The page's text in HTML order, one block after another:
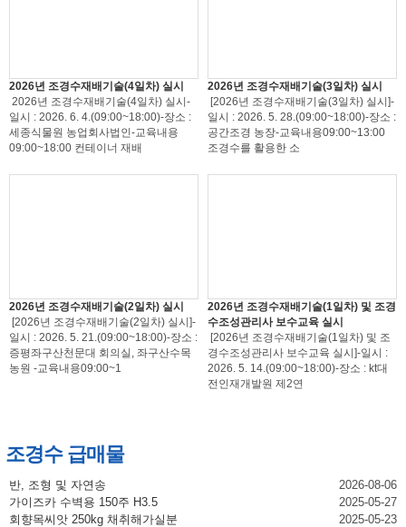
2026년 조경수재배기술(4일차) 실시
2026년 조경수재배기술(4일차) 실시-
일시 : 2026. 6. 4.(09:00~18:00)-장소 :
세종식물원 농업회사법인-교육내용
09:00~18:00 컨테이너 재배
2026년 조경수재배기술(3일차) 실시
[2026년 조경수재배기술(3일차) 실시]-
일시 : 2026. 5. 28.(09:00~18:00)-장소 :
공간조경 농장-교육내용09:00~13:00
조경수를 활용한 소
2026년 조경수재배기술(2일차) 실시
[2026년 조경수재배기술(2일차) 실시]-
일시 : 2026. 5. 21.(09:00~18:00)-장소 :
증평좌구산천문대 회의실, 좌구산수목
농원 -교육내용09:00~1
2026년 조경수재배기술(1일차) 및 조경
수조성관리사 보수교육 실시
[2026년 조경수재배기술(1일차) 및 조
경수조성관리사 보수교육 실시]-일시 :
2026. 5. 14.(09:00~18:00)-장소 : kt대
전인재개발원 제2연
조경수 급매물
반, 조형 및 자연송
2026-08-06
가이즈카 수벽용 150주 H3.5
2025-05-27
회향목씨앗 250kg 채취해가실분
2025-05-23